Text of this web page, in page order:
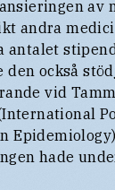
av
andra
antalet
den också
vid
hade